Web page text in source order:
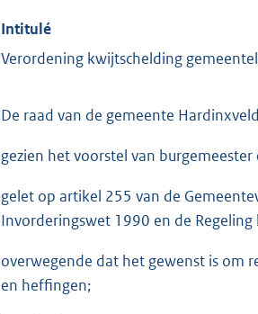
Intitulé
Verordening kwijtschelding
De raad van de gemeente
gezien het voorstel van
gelet op artikel 255 van de
Invorderingswet 1990 en de
overwegende dat het gewenst is om
en heffingen;